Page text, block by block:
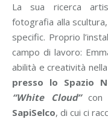
La sua ricerca
fotografia alla
specific. Proprio
campo di lavoro:
abilità e creatività
presso lo Spazio
“White Cloud”con
SapiSelco, di cui ci